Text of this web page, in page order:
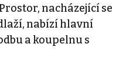
nacházející se
nabízí hlavní
a koupelnu s